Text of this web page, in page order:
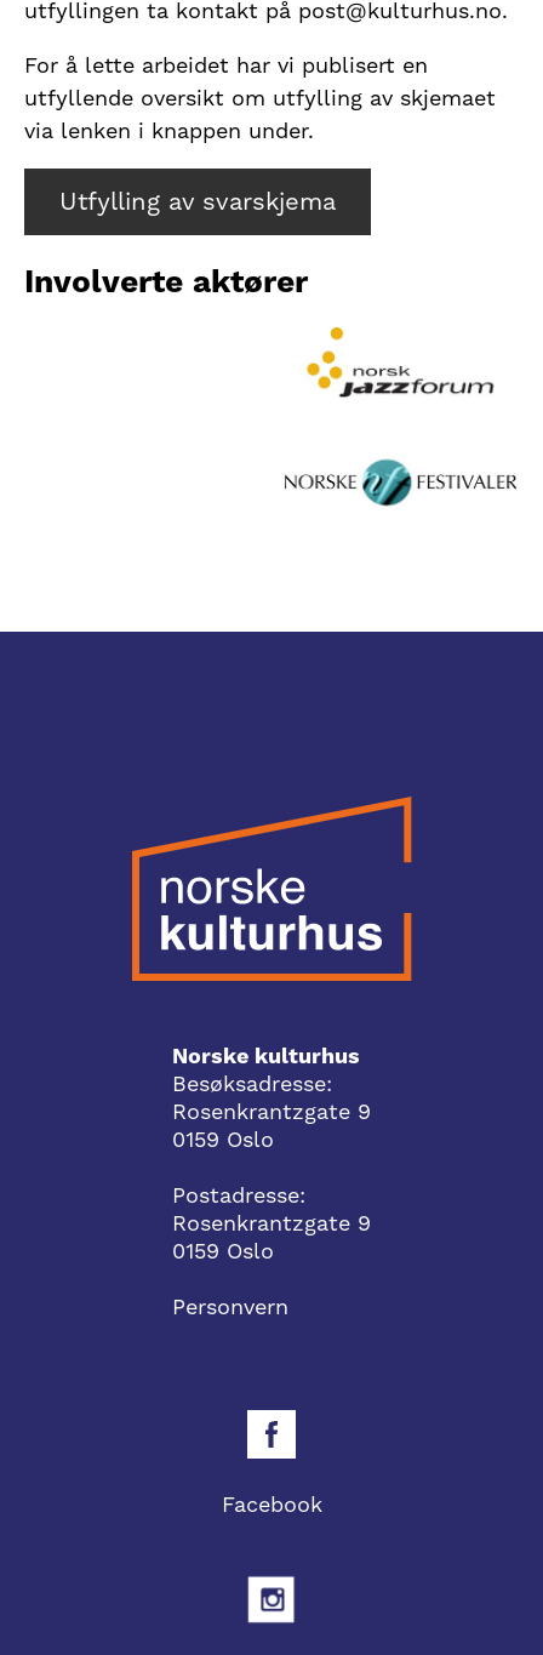
utfyllingen ta kontakt på post@kulturhus.no.
For å lette arbeidet har vi publisert en
utfyllende oversikt om utfylling av skjemaet
via lenken i knappen under.
Utfylling av svarskjema
Involverte aktører
Norske kulturhus
Besøksadresse:
Rosenkrantzgate 9
0159 Oslo
Postadresse:
Rosenkrantzgate 9
0159 Oslo
Personvern
Facebook